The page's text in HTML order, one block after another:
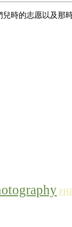
時的志愿以及那